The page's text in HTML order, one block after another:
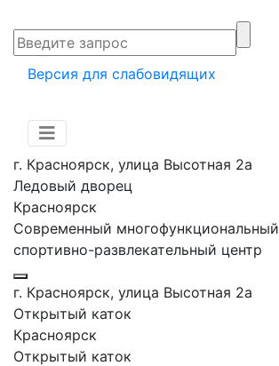
Версия для слабовидящих
г. Красноярск, улица Высотная 2a
Ледовый дворец
Красноярск
Современный многофункциональный
спортивно-развлекательный центр
г. Красноярск, улица Высотная 2a
Открытый каток
Красноярск
Открытый каток